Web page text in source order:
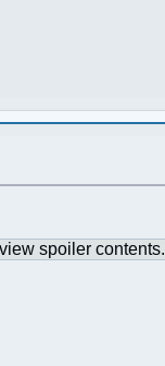
spoiler contents.